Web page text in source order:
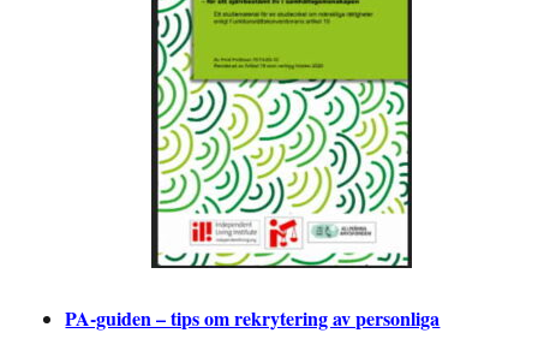
PA-guiden – tips om rekrytering av personliga